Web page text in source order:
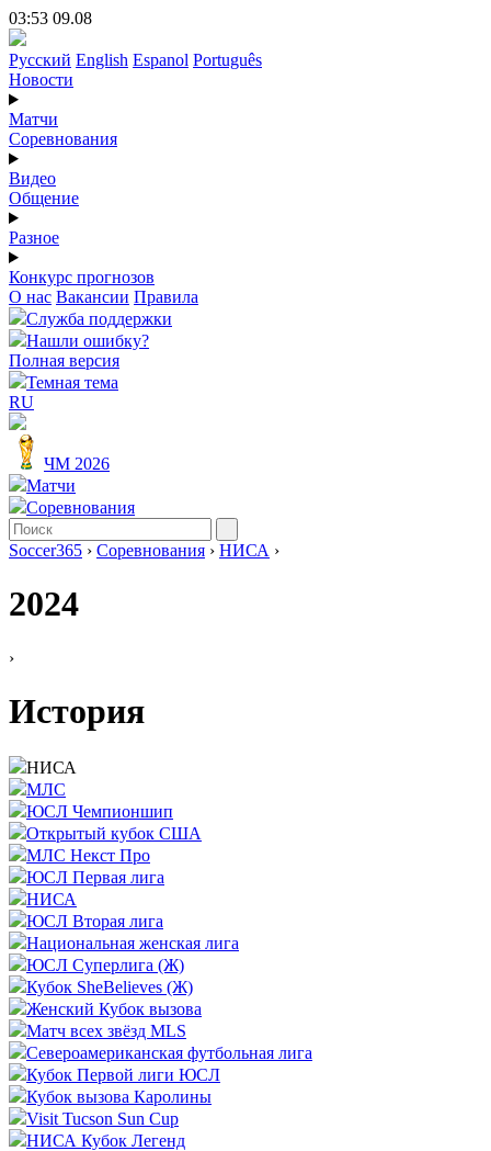
03:53 09.08
Русский English Espanol Português
Новости
Матчи
Соревнования
Видео
Общение
Разное
Конкурс прогнозов
О нас Вакансии Правила
Служба поддержки
Нашли ошибку?
Полная версия
Темная тема
RU
ЧМ 2026
Матчи
Соревнования
Soccer365 › Соревнования › НИСА ›
2024
›
История
НИСА
МЛС
ЮСЛ Чемпионшип
Открытый кубок США
МЛС Некст Про
ЮСЛ Первая лига
НИСА
ЮСЛ Вторая лига
Национальная женская лига
ЮСЛ Суперлига (Ж)
Кубок SheBelieves (Ж)
Женский Кубок вызова
Матч всех звёзд MLS
Североамериканская футбольная лига
Кубок Первой лиги ЮСЛ
Кубок вызова Каролины
Visit Tucson Sun Cup
НИСА Кубок Легенд